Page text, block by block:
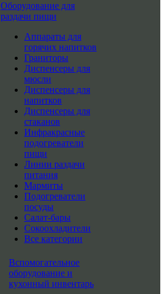
Оборудование для
раздачи пищи
Аппараты для
горячих напитков
Граниторы
Диспенсеры для
мюсли
Диспенсеры для
напитков
Диспенсеры для
стаканов
Инфракрасные
подогреватели
пищи
Линии раздачи
питания
Мармиты
Подогреватели
посуды
Салат-бары
Сокоохладители
Все категории
Вспомогательное
оборудование и
кухонный инвентарь